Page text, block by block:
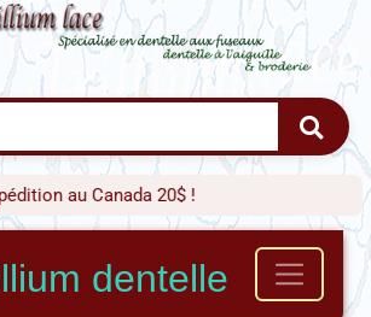
au Canada 20$ !
dentelle